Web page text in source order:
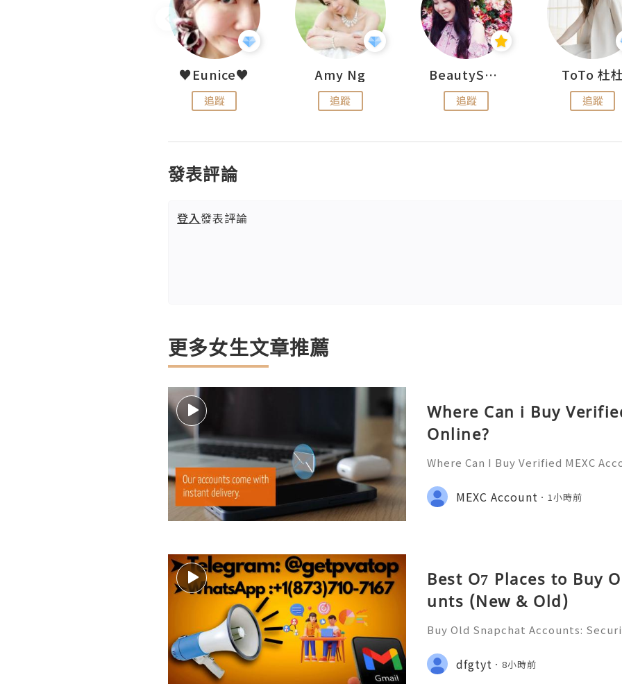
♥Eunice♥
追蹤
Amy Ng
追蹤
BeautySearch
追蹤
ToTo 杜
追蹤
發表評論
登入發表評論
更多女生文章推薦
Where Can i Buy
Online?
Where Can I Buy Verified MEXC
💎 WhatsApp: +1(772)563-8300 🚀
discord: usamarketit ✅ Trusted S
MEXC Account 1小時前
Best O7 Places to Buy
unts (New & Old)
Buy Old Snapchat Accounts:
📞📩 We’re always ready to help
🌐✨ We are available online 24/7 💼
dfgtyt 8小時前